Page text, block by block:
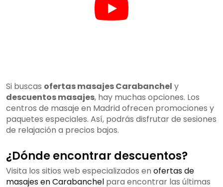
Si buscas ofertas masajes Carabanchel y
descuentos masajes, hay muchas opciones. Los
centros de masaje en Madrid ofrecen promociones y
paquetes especiales. Así, podrás disfrutar de sesiones
de relajación a precios bajos.
¿Dónde encontrar descuentos?
Visita los sitios web especializados en ofertas de
masajes en Carabanchel para encontrar las últimas